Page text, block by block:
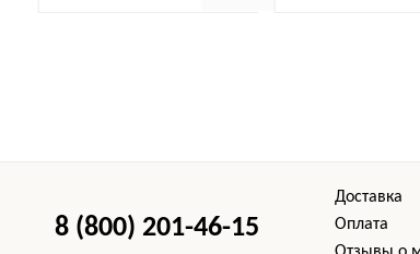
8 (800) 201-46-15
Доставка
Оплата